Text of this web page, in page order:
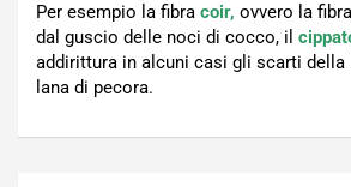
Per esempio la fibra coir, ovvero la
dal guscio delle noci di cocco, il
addirittura in alcuni casi gli scarti della
lana di pecora.